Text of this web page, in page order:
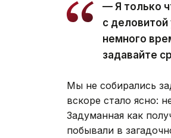
— Я только
с
немного
задавайте
Мы не собирались
вскоре стало ясно:
Задуманная как
побывали в